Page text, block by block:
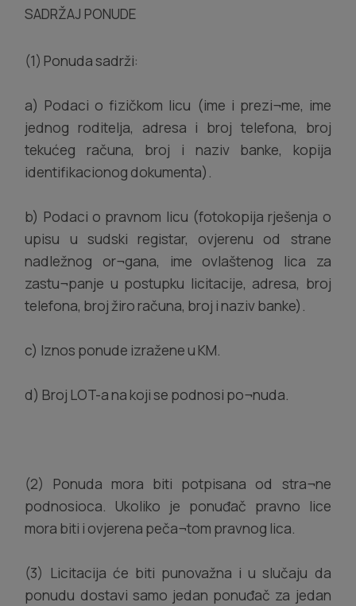
SADRŽAJ PONUDE
(1) Ponuda sadrži:
a) Podaci o fizičkom licu (ime i prezi¬me, ime
jednog roditelja, adresa i broj telefona, broj
tekućeg računa, broj i naziv banke, kopija
identifikacionog dokumenta).
b) Podaci o pravnom licu (fotokopija rješenja o
upisu u sudski registar, ovjerenu od strane
nadležnog or¬gana, ime ovlaštenog lica za
zastu¬panje u postupku licitacije, adresa, broj
telefona, broj žiro računa, broj i naziv banke).
c) Iznos ponude izražene u KM.
d) Broj LOT-a na koji se podnosi po¬nuda.
(2) Ponuda mora biti potpisana od stra¬ne
podnosioca. Ukoliko je ponuđač pravno lice
mora biti i ovjerena peča¬tom pravnog lica.
(3) Licitacija će biti punovažna i u slučaju da
ponudu dostavi samo jedan ponuđač za jedan